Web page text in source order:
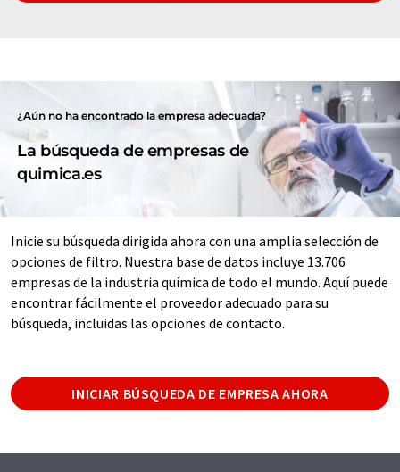
¿Aún no ha encontrado la empresa adecuada?
La búsqueda de empresas de
quimica.es
Inicie su búsqueda dirigida ahora con una amplia selección de
opciones de filtro. Nuestra base de datos incluye 13.706
empresas de la industria química de todo el mundo. Aquí puede
encontrar fácilmente el proveedor adecuado para su
búsqueda, incluidas las opciones de contacto.
INICIAR BÚSQUEDA DE EMPRESA AHORA